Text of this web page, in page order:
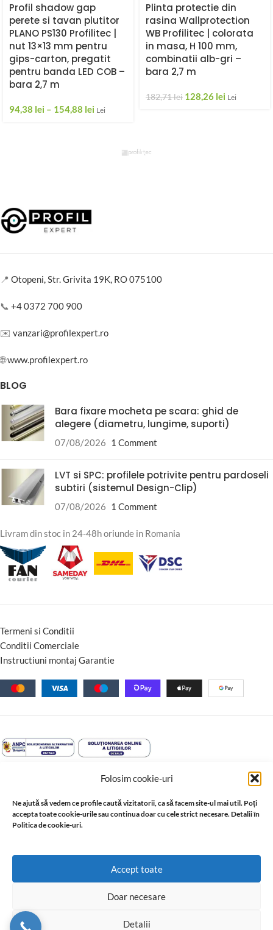
Folosim cookie-uri
Ne ajută să vedem ce profile caută vizitatorii, ca să facem site-ul mai util. Poți
accepta toate cookie-urile sau continua doar cu cele strict necesare. Detalii în
Politica de cookie-uri.
Accept toate
Doar necesare
Detalii
Profil shadow gap
perete si tavan plutitor
PLANO PS130 Profilitec |
nut 13×13 mm pentru
gips-carton, pregatit
pentru banda LED COB –
bara 2,7 m
94,38 lei – 154,88 lei Lei
Plinta protectie din
rasina Wallprotection
WB Profilitec | colorata
in masa, H 100 mm,
combinatii alb-gri –
bara 2,7 m
182,71lei 128,26 lei Lei
📍 Otopeni, Str. Grivita 19K, RO 075100
📞 +4 0372 700 900
✉️ vanzari@profilexpert.ro
🌐www.profilexpert.ro
BLOG
Bara fixare mocheta pe scara: ghid de
alegere (diametru, lungime, suporti)
07/08/2026 1 Comment
LVT si SPC: profilele potrivite pentru pardoseli
subtiri (sistemul Design-Clip)
07/08/2026 1 Comment
Livram din stoc in 24-48h oriunde in Romania
Termeni si Conditii
Conditii Comerciale
Instructiuni montaj Garantie
© 2026 Profil Expert. Toate drepturile rezervate. Conținutul acestui
site, inclusiv textele, fotografiile, grafica, documentația și
ori în baza drepturilor acordate de titularii acestuia. Reproducerea,
copierea, distribuirea, publicarea sau utilizarea integrală ori parțială,